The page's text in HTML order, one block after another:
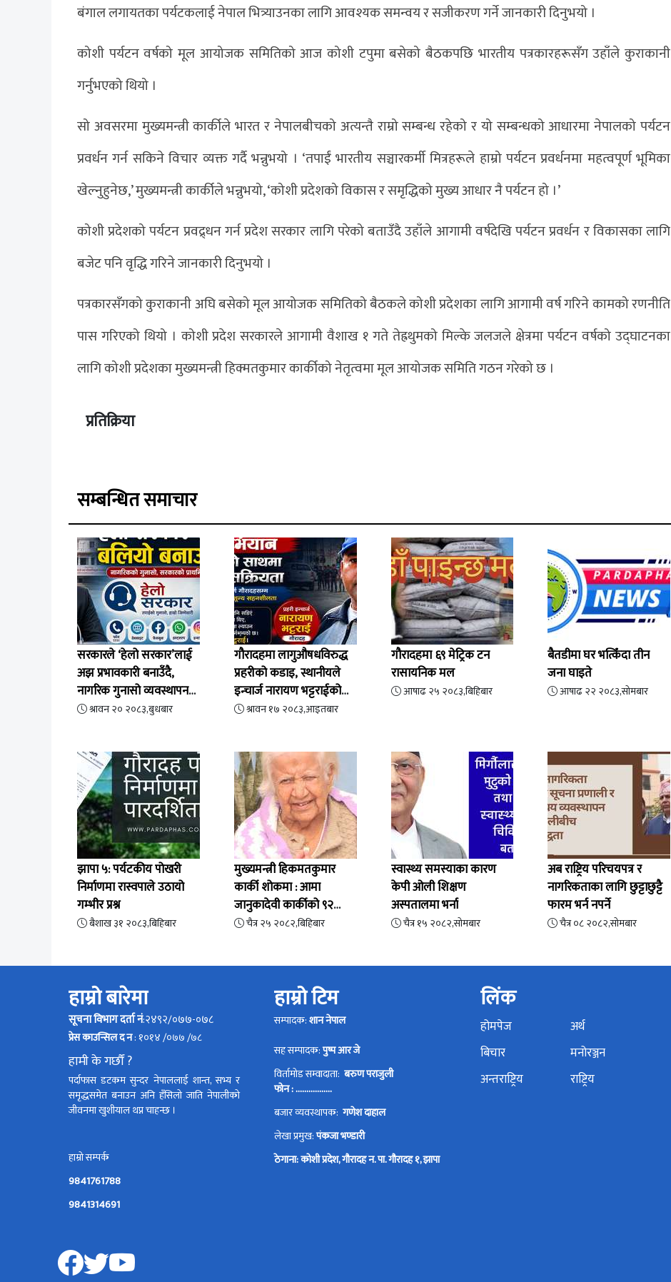
बंगाल लगायतका पर्यटकलाई नेपाल भित्र्याउनका लागि आवश्यक समन्वय र सजीकरण गर्ने जानकारी दिनुभयो ।
कोशी पर्यटन वर्षको मूल आयोजक समितिको आज कोशी टपुमा बसेको बैठकपछि भारतीय पत्रकारहरूसँग उहाँले कुराकानी
गर्नुभएको थियो ।
सो अवसरमा मुख्यमन्त्री कार्कीले भारत र नेपालबीचको अत्यन्तै राम्रो सम्बन्ध रहेको र यो सम्बन्धको आधारमा नेपालको पर्यटन
प्रवर्धन गर्न सकिने विचार व्यक्त गर्दै भन्नुभयो । ‘तपाईं भारतीय सञ्चारकर्मी मित्रहरूले हाम्रो पर्यटन प्रवर्धनमा महत्वपूर्ण भूमिका
खेल्नुहुनेछ,’ मुख्यमन्त्री कार्कीले भन्नुभयो, ‘कोशी प्रदेशको विकास र समृद्धिको मुख्य आधार नै पर्यटन हो ।’
कोशी प्रदेशको पर्यटन प्रवद्र्धन गर्न प्रदेश सरकार लागि परेको बताउँदै उहाँले आगामी वर्षदेखि पर्यटन प्रवर्धन र विकासका लागि
बजेट पनि वृद्धि गरिने जानकारी दिनुभयो ।
पत्रकारसँगको कुराकानी अघि बसेको मूल आयोजक समितिको बैठकले कोशी प्रदेशका लागि आगामी वर्ष गरिने कामको रणनीति
पास गरिएको थियो । कोशी प्रदेश सरकारले आगामी वैशाख १ गते तेह्रथुमको मिल्के जलजले क्षेत्रमा पर्यटन वर्षको उद्घाटनका
लागि कोशी प्रदेशका मुख्यमन्त्री हिक्मतकुमार कार्कीको नेतृत्वमा मूल आयोजक समिति गठन गरेको छ ।
प्रतिक्रिया
सम्बन्धित समाचार
सरकारले ‘हेलो सरकार’लाई
अझ प्रभावकारी बनाउँदै,
नागरिक गुनासो व्यवस्थापन
अब एकीकृत प्रणालीबाट
श्रावन २० २०८३,बुधबार
गौरादहमा लागुऔषधविरुद्ध
प्रहरीको कडाइ, स्थानीयले
इन्चार्ज नारायण भट्टराईको
खुलेर प्रशंसा गरे
श्रावन १७ २०८३,आइतबार
गौरादहमा ६९ मेट्रिक टन
रासायनिक मल
आषाढ २५ २०८३,बिहिबार
बैतडीमा घर भत्किँदा तीन
जना घाइते
आषाढ २२ २०८३,सोमबार
झापा ५: पर्यटकीय पोखरी
निर्माणमा रास्वपाले उठायो
गम्भीर प्रश्न
बैशाख ३१ २०८३,बिहिबार
मुख्यमन्त्री हिकमतकुमार
कार्की शोकमा : आमा
जानुकादेवी कार्कीको ९२
वर्षमा निधन
चैत्र २५ २०८२,बिहिबार
स्वास्थ्य समस्याका कारण
केपी ओली शिक्षण
अस्पतालमा भर्ना
चैत्र १५ २०८२,सोमबार
अब राष्ट्रिय परिचयपत्र र
नागरिकताका लागि छुट्टाछुट्टै
फारम भर्न नपर्ने
चैत्र ०८ २०८२,सोमबार
हाम्रो बारेमा
सूचना विभाग दर्ता नं:२४९२/०७७-०७८
प्रेस काउन्सिल द न: १०१४ /०७७ /७८
हामी के गर्छौं ?
पर्दाफास डटकम सुन्दर नेपाललाई शान्त, सभ्य र
समृद्धसमेत बनाउन अनि हँसिलो जाति नेपालीको
जीवनमा खुशीयाल थप्न चाहन्छ ।
हाम्रो सम्पर्क
9841761788
9841314691
हाम्रो टिम
सम्पादक:शान नेपाल
सह सम्पादक:पुष्प आर जे
विर्तामोड सम्वादाता:बरुण पराजुली
फोन : .................
बजार व्यवस्थापक:गणेश दाहाल
लेखा प्रमुख:पंकजा भण्डारी
ठेगाना: कोशी प्रदेश, गौरादह न. पा. गौरादह १, झापा
लिंक
होमपेज
अर्थ
बिचार
मनोरञ्जन
अन्तराष्ट्रिय
राष्ट्रिय